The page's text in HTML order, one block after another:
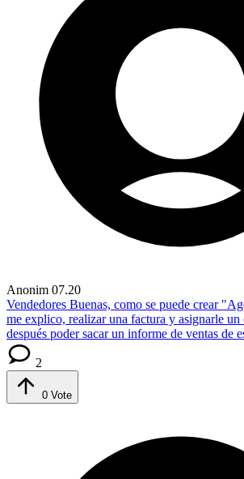
Anonim 07.20
Vendedores Buenas, como se puede crear
me explico, realizar una factura y asignarle un
después poder sacar un informe de ventas de
2
0 Vote